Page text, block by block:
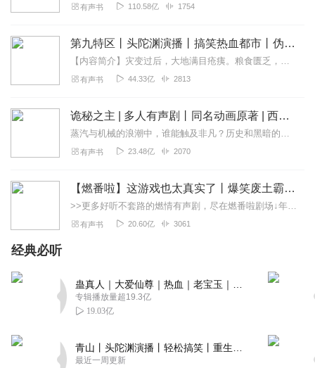
玲珑洱海
持续输出.
2023-01-18 1
主播主述很有代入感，听着身临其境，CV演绎到位，人物栩
栩如生，后期制作精良，墙裂推荐！
2023-01-18
娅娅之声
主播演绎自然生动，后期制作精良，故事的氛围感浓郁，剧
情环环相扣，持续追剧模式开启🔛了，哈哈哈
回复
主播演播生动，角色间的配合也是天衣无缝，后期更是没的
说，这么好的作品，这下小耳朵有福了
有声书 110.58亿 1754
第九特区丨头陀渊演播丨搞笑热血都市丨伪戒丨VIP免费多人有声剧
【内容简介】灾变过后，大地满目疮痍。粮食匮乏，资源紧俏，局势混乱……一位从待规划区杀出来的青年，背对着漫天黄沙，孤身来到九区谋生，却不曾想偶然结识三五好友，一念...
有声书 44.33亿 2813
诡秘之主 | 多人有声剧丨同名动画原著 | 西幻克苏鲁 | 乌贼作品
蒸汽与机械的浪潮中，谁能触及非凡？历史和黑暗的迷雾里，又是谁在耳语？我从诡秘中醒来，睁眼看见这个世界：枪械，大炮，巨舰，飞空艇，差分机；魔药，占卜，诅咒，倒吊人...
有声书 23.48亿 2070
【燃番啦】这游戏也太真实了丨爆笑废土霸榜神作丨紫襟剧社制作
>>更多好听不套路的燃情有声剧，尽在燃番啦剧场↓年度重磅推荐本专辑为VIP免费专辑每天上午10点5集更新，订阅可以听到最新内容哦！每周抽一个专辑五星优质评论送...
有声书 20.60亿 3061
经典必听
专辑播放量超19.3亿
19.03亿
最近一周更新